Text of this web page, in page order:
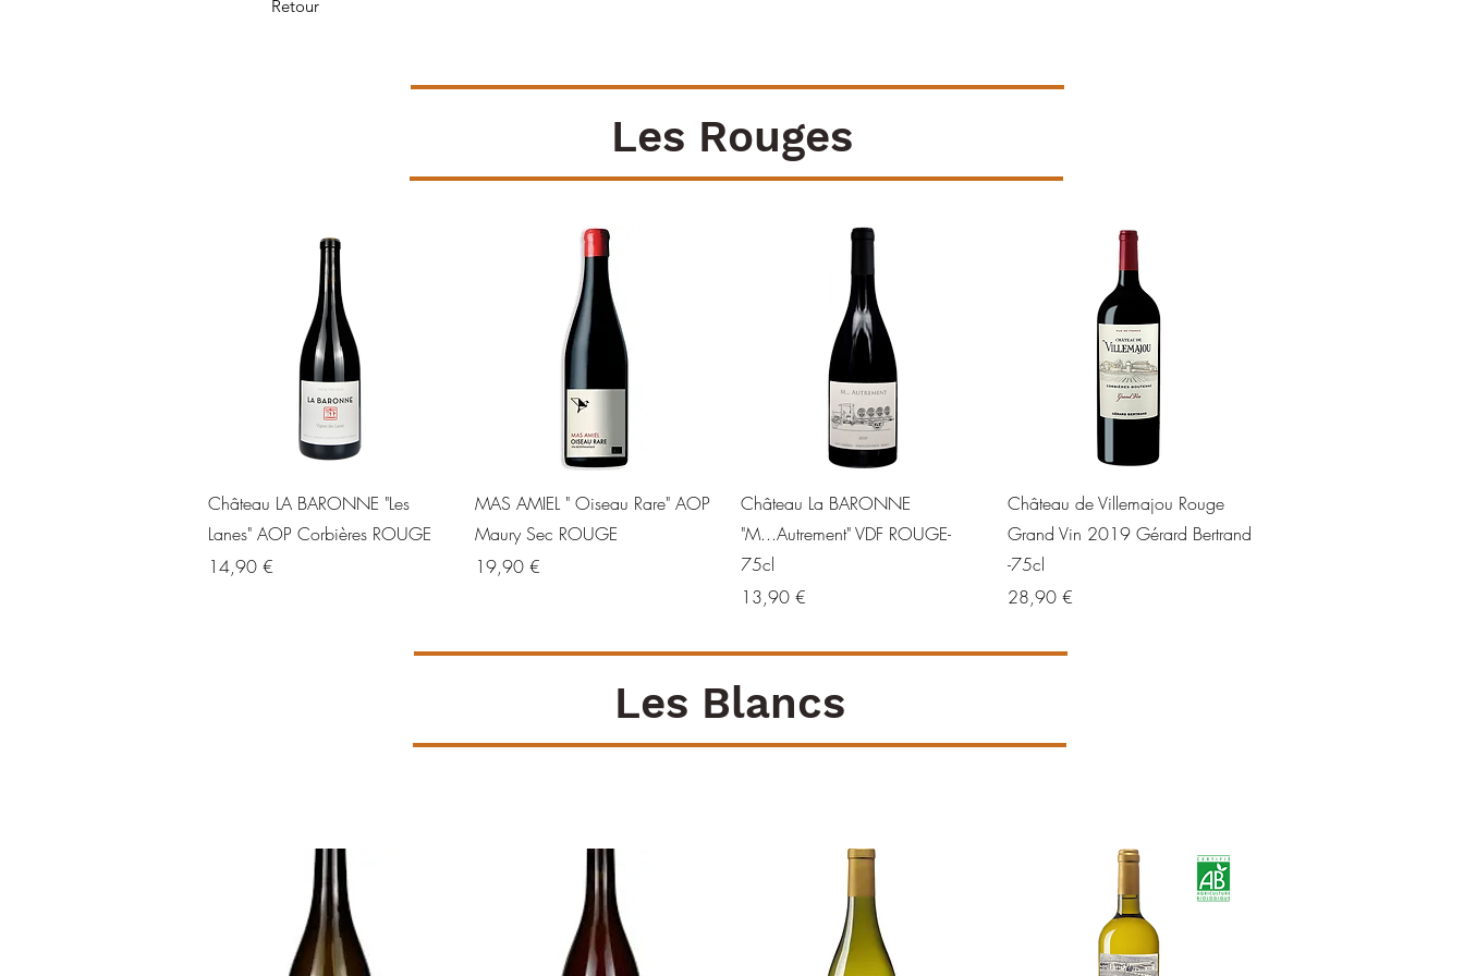
Retour
Les Rouges
Aperçu rapide
Château LA BARONNE "Les
Lanes" AOP Corbières ROUGE
Prix
14,90 €
Aperçu rapide
MAS AMIEL " Oiseau Rare" AOP
Maury Sec ROUGE
Prix
19,90 €
Aperçu rapide
Château La BARONNE
"M...Autrement" VDF ROUGE-
75cl
Prix
13,90 €
Aperçu rapide
Château de Villemajou Rouge
Grand Vin 2019 Gérard Bertrand
-75cl
Prix
28,90 €
Les Blancs